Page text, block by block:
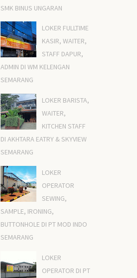
SMK BINUS UNGARAN
LOKER FULLTIME
KASIR, WAITER,
STAFF DAPUR,
ADMIN DI WM KELENGAN
SEMARANG
LOKER BARISTA,
WAITER,
KITCHEN STAFF
DI AKHTARA EATRY & SKYVIEW
SEMARANG
LOKER
OPERATOR
SEWING,
SAMPLE, IRONING,
BUTTONHOLE DI PT MOD INDO
SEMARANG
LOKER
OPERATOR DI PT